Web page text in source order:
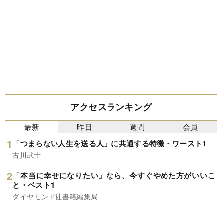
アクセスランキング
最新
「つまらない人生を送る人」に共通する特徴・ワースト1
古川武士
「本当に幸せになりたい」なら、今すぐやめた方がいいこ
と・ベスト1
ダイヤモンド社書籍編集局
昨日 週間 会員